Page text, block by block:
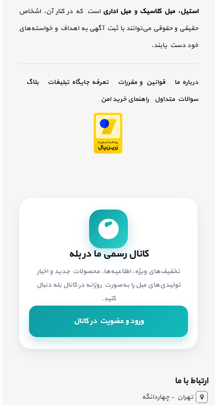
استیل،مبل کلاسیک ومبل اداری است که در کنار آن، اشخاص
حقیقی و حقوقی می‌توانند با ثبت آگهی به اهداف و خواسته‌های
خود دست یابند.
درباره ما قوانین و مقررات تعرفه جایگاه تبلیغات
بلاگ
سوالات متداول
راهنمای خرید امن
کانال رسمی ما در بله
تخفیف‌های ویژه، اطلاعیه‌ها، محصولات جدید و اخبار
تولیدی‌های مبل را به‌صورت روزانه در کانال بله دنبال
کنید.
ورود و عضویت در کانال
ارتباط با ما
تهران - چهاردانگه